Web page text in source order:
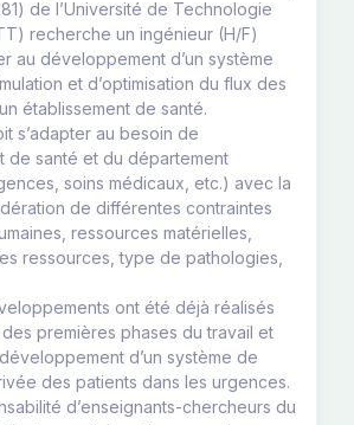
de l’Université de Technologie
recherche un ingénieur (H/F)
au développement d’un système
et d’optimisation du flux des
établissement de santé.
s’adapter au besoin de
de santé et du département
soins médicaux, etc.) avec la
de différentes contraintes
ressources matérielles,
ressources, type de pathologies,
ont été déjà réalisés
premières phases du travail et
d’un système de
des patients dans les urgences.
d’enseignants-chercheurs du